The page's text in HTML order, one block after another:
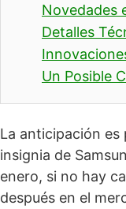
Novedades
Detalles
Un Posible
La anticipación es
insignia de
enero, si no hay
después en el